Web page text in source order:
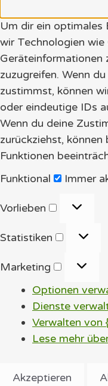
Um dir ein optimales
wir Technologien wie
Geräteinformationen
zuzugreifen. Wenn
zustimmst, können
oder eindeutige IDs
Wenn du deine
zurückziehst,
Funktionen
Funktional
Funktional
Immer
Vorlieben
Vorlieben
Statistiken
Marketing
Marketing
Optionen
Dienste
Verwalten von
Lese mehr
Akzeptieren